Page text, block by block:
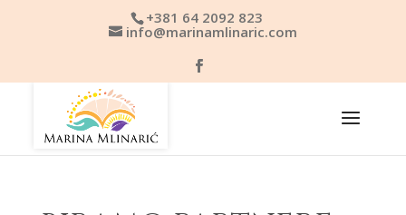
+381 64 2092 823
info@marinamlinaric.com